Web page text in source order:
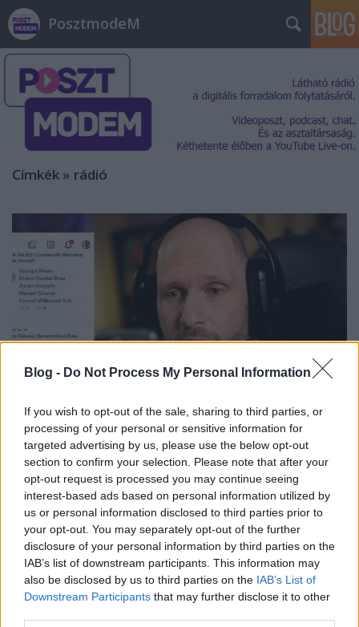
Blog - Do Not Process My Personal Information
If you wish to opt-out of the sale, sharing to third parties, or
processing of your personal or sensitive information for
targeted advertising by us, please use the below opt-out
section to confirm your selection. Please note that after your
opt-out request is processed you may continue seeing
interest-based ads based on personal information utilized by
us or personal information disclosed to third parties prior to
your opt-out. You may separately opt-out of the further
disclosure of your personal information by third parties on the
IAB’s list of downstream participants. This information may
also be disclosed by us to third parties on the IAB’s List of
Downstream Participants that may further disclose it to other
PosztmodeM
Címkék » rádió
Miért sikeres a Clubhouse?
Posztmodem•2021. március 11.
Azért a tömegkommunikáció világa időnként képes
meglepetéseket okozni. Évtizedek óta sulykolják a
tévések, hogy csak a televízió az igazán tömeges
média – ennek ellenére a rádió töretlenül népszerű
platform Magyarországon is. Sőt, tizensok év után
idehaza is érzékelhető valami igényféleség a